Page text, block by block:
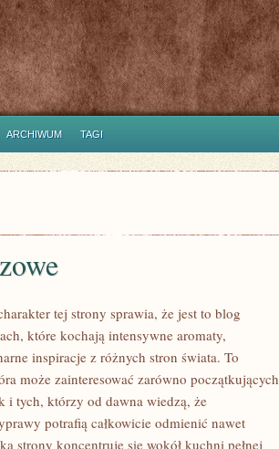
ARCHIWUM TAGI
tej strony sprawia, że jest to blog
które kochają intensywne aromaty,
inspiracje z różnych stron świata. To
może zainteresować zarówno początkujących
i tych, którzy od dawna wiedzą, że
potrafią całkowicie odmienić nawet
strony koncentruje się wokół kuchni pełnej